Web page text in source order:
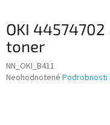
OKI
toner
NN_OKI_B411
Priemerné
Neohodnotené Podrobnosti